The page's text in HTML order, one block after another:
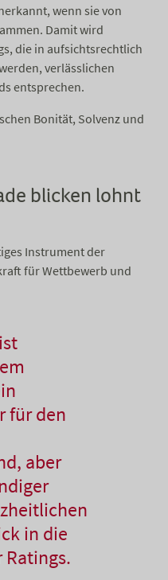
wenn sie von
Damit wird
die in aufsichtsrechtlich
verlässlichen
entsprechen.
Bonität, Solvenz und
blicken lohnt
Instrument der
für Wettbewerb und
für den
aber
in die